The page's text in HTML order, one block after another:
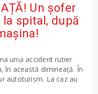
Un șofer
spital, după
unui accident rutier
în această dimineață. În
autoturism. La caz au